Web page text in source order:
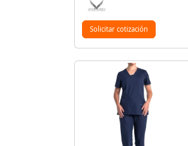
Solicitar cotización